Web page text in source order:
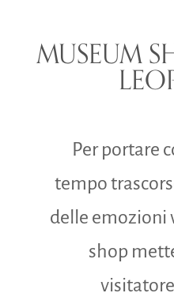
MUSEUM
Per portare
tempo
delle emozioni
shop